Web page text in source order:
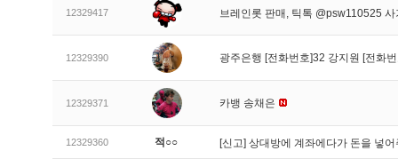
12329417 브레인롯 판매, 틱톡 @psw110525
12329390 광주은행 [전화번호]32 강지원 [전화
12329371 카뱅 송채은
12329360 적○○ [신고] 상대방에 계좌에다가 돈을 넣